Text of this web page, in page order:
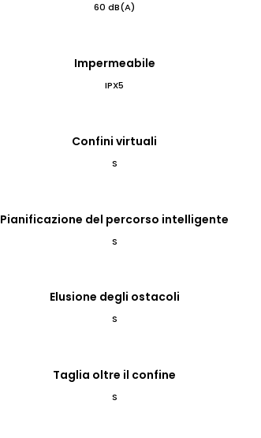
60 dB(A)
Impermeabile
IPX5
Confini virtuali
S
Pianificazione del percorso intelligente
S
Elusione degli ostacoli
S
Taglia oltre il confine
S